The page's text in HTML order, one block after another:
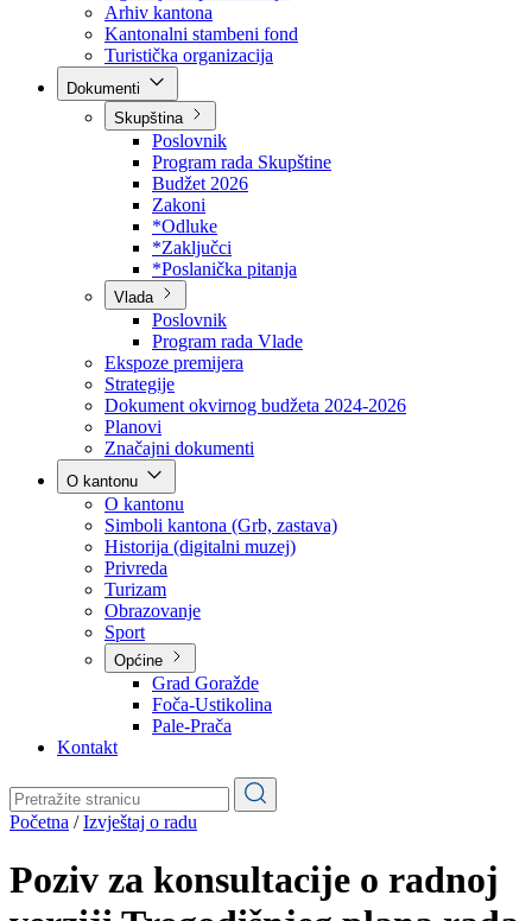
BPK šume
RTV BPK
Agencija za privatizaciju
Arhiv kantona
Kantonalni stambeni fond
Turistička organizacija
Skupština
Poslovnik
Program rada Skupštine
Budžet 2026
Zakoni
*Odluke
*Zaključci
*Poslanička pitanja
Vlada
Poslovnik
Program rada Vlade
Ekspoze premijera
Strategije
Dokument okvirnog budžeta 2024-2026
Planovi
Značajni dokumenti
O kantonu
O kantonu
Simboli kantona (Grb, zastava)
Historija (digitalni muzej)
Privreda
Turizam
Obrazovanje
Općine
Pale-Prača
Kontakt
Početna/Izvještaj o radu